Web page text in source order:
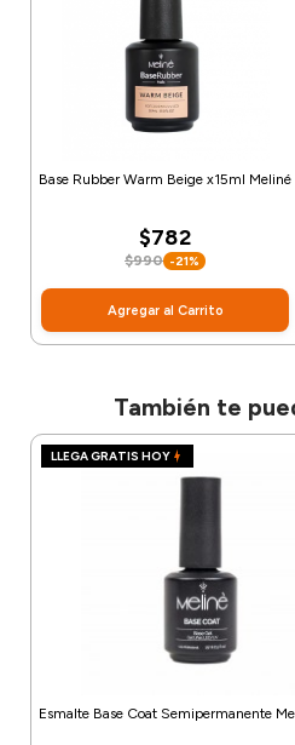
Base Rubber Warm Beige x15ml Meliné
$782
$990 -21%
Agregar al Carrito
También te
LLEGA GRATIS HOY
Esmalte Base Coat Semipermanente